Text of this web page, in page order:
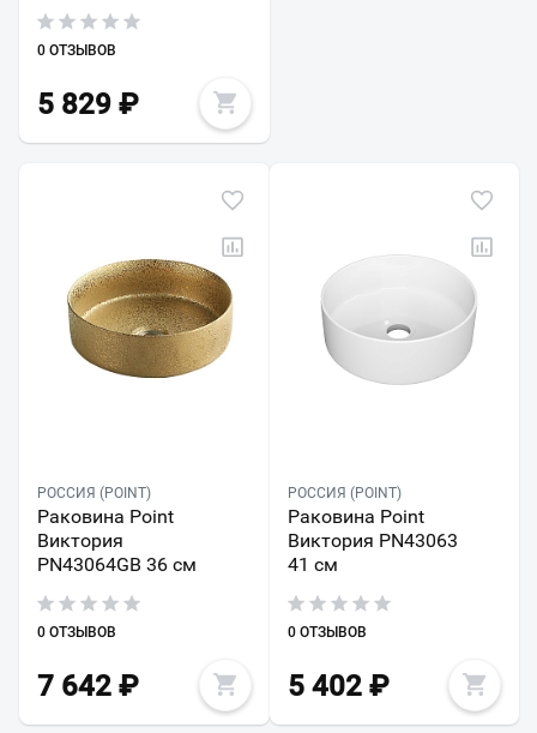
0 ОТЗЫВОВ
5 829 ₽
РОССИЯ (POINT)
Раковина Point
Виктория
PN43064GB 36 см
0 ОТЗЫВОВ
7 642 ₽
РОССИЯ (POINT)
Раковина Point
Виктория PN43063
41 см
0 ОТЗЫВОВ
5 402₽